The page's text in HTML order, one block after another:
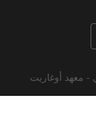
- معهد أوغاريت